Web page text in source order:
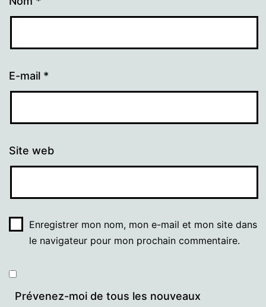
E-mail *
Site web
Enregistrer mon nom, mon e-mail et mon site dans
le navigateur pour mon prochain commentaire.
Prévenez-moi de tous les nouveaux